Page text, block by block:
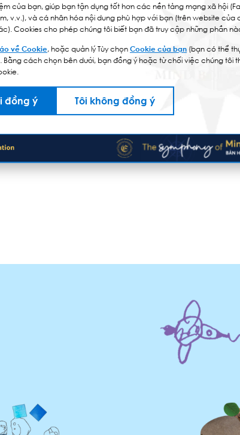
của bạn, giúp bạn tận dụng tốt hơn các nền tảng mạng xã hội
v.v.), và cá nhân hóa nội dung phù hợp với bạn (trên website của
Cookies cho phép chúng tôi biết bạn đã truy cập những phần
về Cookie, hoặc quản lý Tùy chọn Cookie của bạn (bạn có thể
Bằng cách chọn bên dưới, bạn đồng ý hoặc từ chối việc chúng tôi
đồng ý Tôi không đồng ý